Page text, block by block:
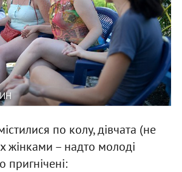
по колу, дівчата (не
жінками – надто молоді